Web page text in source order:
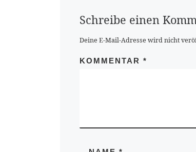
Schreibe einen
Deine E-Mail-Adresse wird nicht
KOMMENTAR *